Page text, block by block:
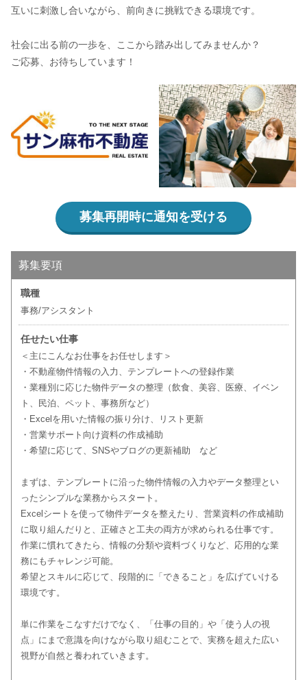
互いに刺激し合いながら、前向きに挑戦できる環境です。
社会に出る前の一歩を、ここから踏み出してみませんか？
ご応募、お待ちしています！
募集再開時に通知を受ける
募集要項
職種
事務/アシスタント
任せたい仕事
＜主にこんなお仕事をお任せします＞
・不動産物件情報の入力、テンプレートへの登録作業
・業種別に応じた物件データの整理（飲食、美容、医療、イベン
ト、民泊、ペット、事務所など）
・Excelを用いた情報の振り分け、リスト更新
・営業サポート向け資料の作成補助
・希望に応じて、SNSやブログの更新補助 など
まずは、テンプレートに沿った物件情報の入力やデータ整理とい
ったシンプルな業務からスタート。
Excelシートを使って物件データを整えたり、営業資料の作成補助
に取り組んだりと、正確さと工夫の両方が求められる仕事です。
作業に慣れてきたら、情報の分類や資料づくりなど、応用的な業
務にもチャレンジ可能。
希望とスキルに応じて、段階的に「できること」を広げていける
環境です。
単に作業をこなすだけでなく、「仕事の目的」や「使う人の視
点」にまで意識を向けながら取り組むことで、実務を超えた広い
視野が自然と養われていきます。